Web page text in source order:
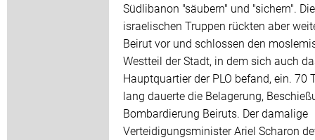
Südlibanon "säubern" und "sichern". Die
israelischen Truppen rückten aber
Beirut vor und schlossen den
Westteil der Stadt, in dem sich auch
Hauptquartier der PLO befand, ein. 70
lang dauerte die Belagerung,
Bombardierung Beiruts. Der damalige
Verteidigungsminister Ariel Scharon